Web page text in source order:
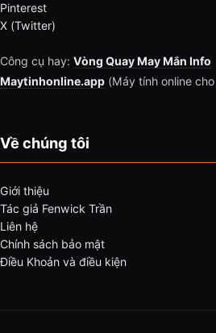
Pinterest
X (Twitter)
Công cụ hay: Vòng Quay May Mắn Info
Maytinhonline.app (Máy tính online
Về chúng tôi
Giới thiệu
Tác giả Fenwick Trần
Liên hệ
Chính sách bảo mật
Điều Khoản và điều kiện